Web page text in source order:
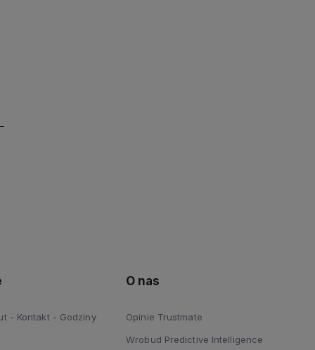
- Kontakt - Godziny
O nas
Opinie Trustmate
Wrobud Predictive Intelligence